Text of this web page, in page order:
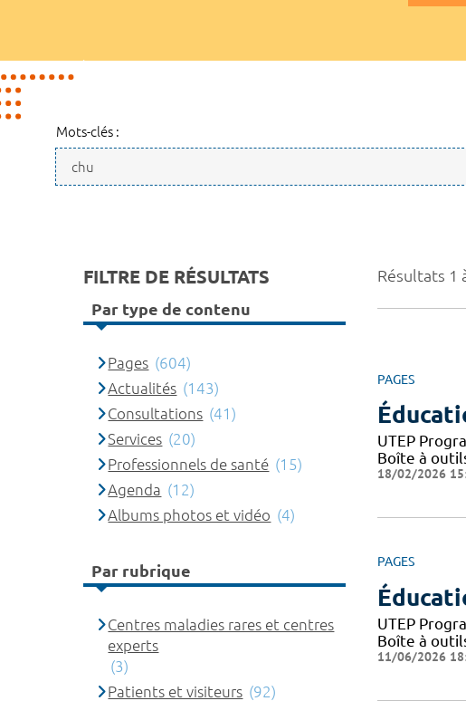
Mots-clés :
Résultats 1
PAGES
UTEP
Boîte à
18/02/2026
PAGES
UTEP
Boîte à
11/06/2026
FILTRE DE RÉSULTATS
Par type de contenu
Pages (604)
Actualités (143)
Consultations (41)
Services (20)
Professionnels de santé (15)
Agenda (12)
Albums photos et vidéo (4)
Par rubrique
Centres maladies rares et centres
experts
(3)
Patients et visiteurs (92)